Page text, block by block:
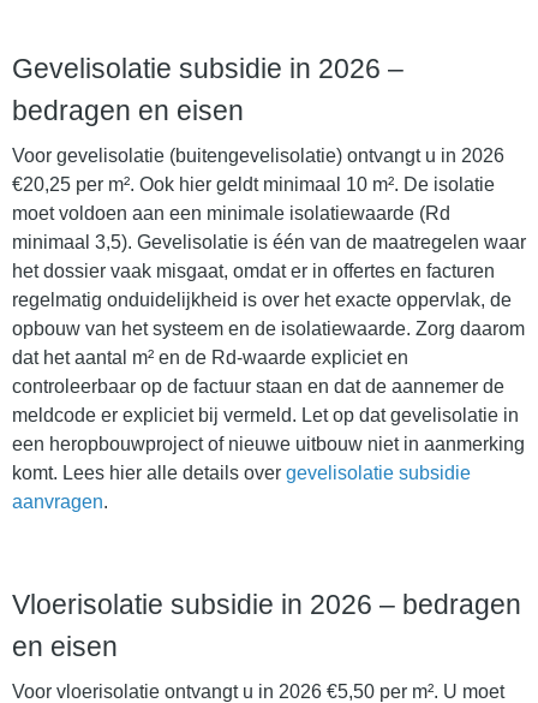
Gevelisolatie subsidie in 2026 –
bedragen en eisen
Voor gevelisolatie (buitengevelisolatie) ontvangt u in 2026
€20,25 per m². Ook hier geldt minimaal 10 m². De isolatie
moet voldoen aan een minimale isolatiewaarde (Rd
minimaal 3,5). Gevelisolatie is één van de maatregelen waar
het dossier vaak misgaat, omdat er in offertes en facturen
regelmatig onduidelijkheid is over het exacte oppervlak, de
opbouw van het systeem en de isolatiewaarde. Zorg daarom
dat het aantal m² en de Rd-waarde expliciet en
controleerbaar op de factuur staan en dat de aannemer de
meldcode er expliciet bij vermeld. Let op dat gevelisolatie in
een heropbouwproject of nieuwe uitbouw niet in aanmerking
komt. Lees hier alle details over gevelisolatie subsidie
aanvragen.
Vloerisolatie subsidie in 2026 – bedragen
en eisen
Voor vloerisolatie ontvangt u in 2026 €5,50 per m². U moet